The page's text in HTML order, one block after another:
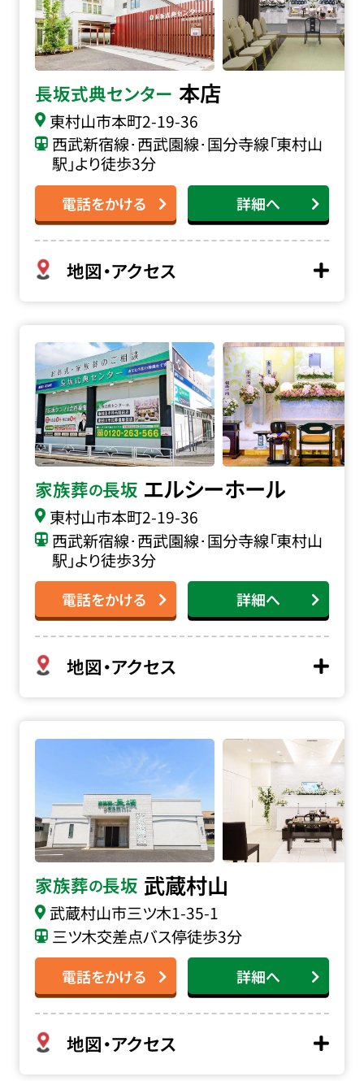
長坂式典センター 本店
東村山市本町2-19-36
西武新宿線･西武園線･国分寺線「東村山
駅」より徒歩3分
電話をかける 詳細へ
地図・アクセス
家族葬の長坂 エルシーホール
東村山市本町2-19-36
西武新宿線･西武園線･国分寺線「東村山
駅」より徒歩3分
電話をかける 詳細へ
地図・アクセス
家族葬の長坂 エルシーホールの詳細へ
家族葬の長坂 武蔵村山
武蔵村山市三ツ木1-35-1
三ツ木交差点バス停徒歩3分
電話をかける 詳細へ
地図・アクセス